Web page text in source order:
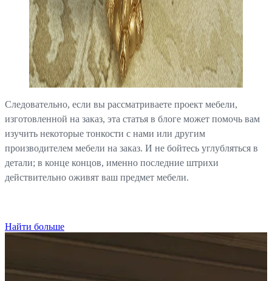
Следовательно, если вы рассматриваете проект мебели,
изготовленной на заказ, эта статья в блоге может помочь вам
изучить некоторые тонкости с нами или другим
производителем мебели на заказ. И не бойтесь углубляться в
детали; в конце концов, именно последние штрихи
действительно оживят ваш предмет мебели.
Найти больше